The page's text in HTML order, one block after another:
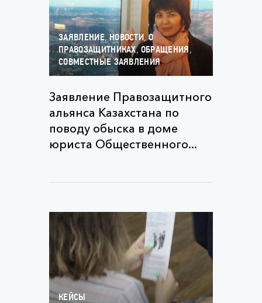
ЗАЯВЛЕНИЕ,НОВОСТИ,О
ПРАВОЗАЩИТНИКАХ, ОБРАЩЕНИЯ,
СОВМЕСТНЫЕ ЗАЯВЛЕНИЯ
Заявление Правозащитного
альянса Казахстана по
поводу обыска в доме
юриста Общественного...
КЕЙСЫ